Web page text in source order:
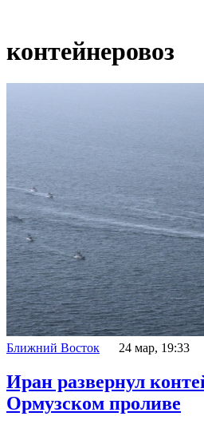
контейнеровоз
Ближний Восток 24 мар, 19:33
Иран развернул
Ормузском проливе